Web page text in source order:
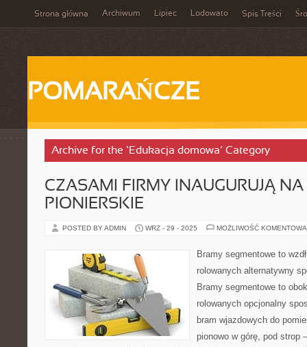
Strona główna Archiwum Lipiec Lodowato Spis Treści
POMARAŃCZE
Archive for the ‘Edukacja domowa’ Category
CZASAMI FIRMY INAUGURUJĄ NA
PIONIERSKIE
POSTED BY ADMIN WRZ - 29 - 2025 MOŻLIWOŚĆ
Bramy segmentowe to
rolowanych alternatywny
Bramy segmentowe to
rolowanych opcjonalny
bram wjazdowych do
pionowo w górę, pod strop